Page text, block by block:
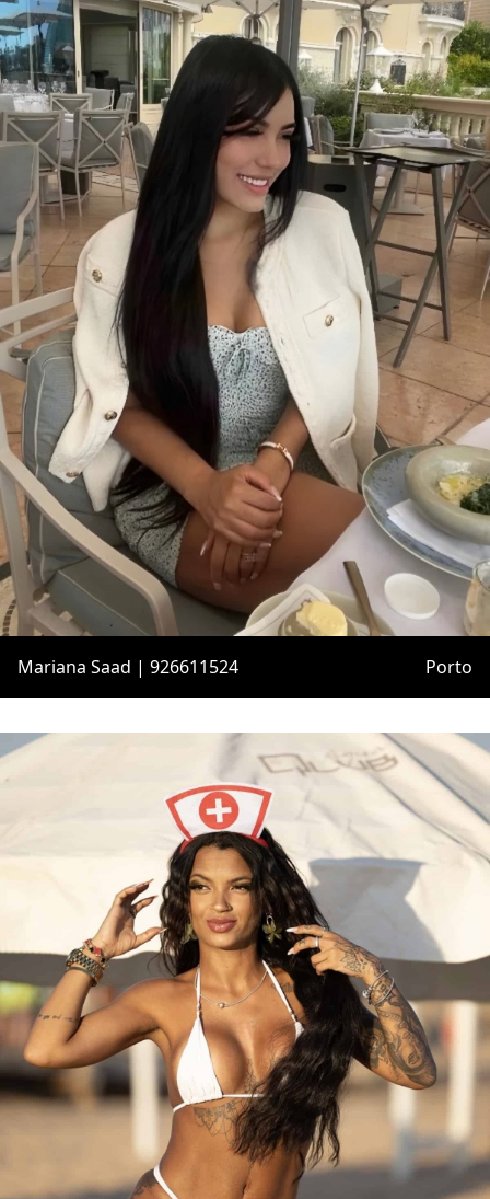
Mariana Saad | 926611524 Porto